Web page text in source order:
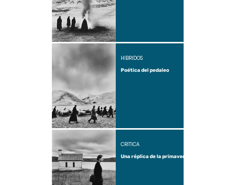
Poética del pedaleo
HÍBRIDOS
Una réplica de la primavera
CRÍTICA